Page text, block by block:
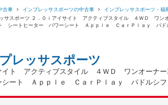
古車 インプレッサスポーツの中古車 インプレッサスポーツ・福
ッサスポーツ ２．０ｉアイサイト アクティブスタイル ４ＷＤ ワ
シートヒーター パワーシート Ａｐｐｌｅ ＣａｒＰｌａｙ パド
レッサスポーツ
イト アクティブスタイル ４ＷＤ ワンオー
ート Ａｐｐｌｅ ＣａｒＰｌａｙ パドルシフ